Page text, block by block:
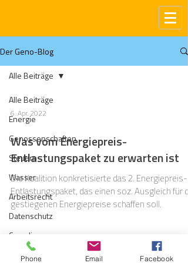
Der Geno-Blog
Alle Beiträge
Energie
Genossenschaften
Steuern
Wasser
Arbeitsrecht
Datenschutz
Compliance
Gas
Alle Beiträge
6. Apr. 2022
Was vom Energiepreis-
Entlastungspaket zu erwarten ist
Die Koalition konkretisierte das 2. Energiepreis-
Entlastungspaket, das einen soz. Ausgleich für
gestiegenen Energiepreise schaffen soll.
Phone Email Facebook